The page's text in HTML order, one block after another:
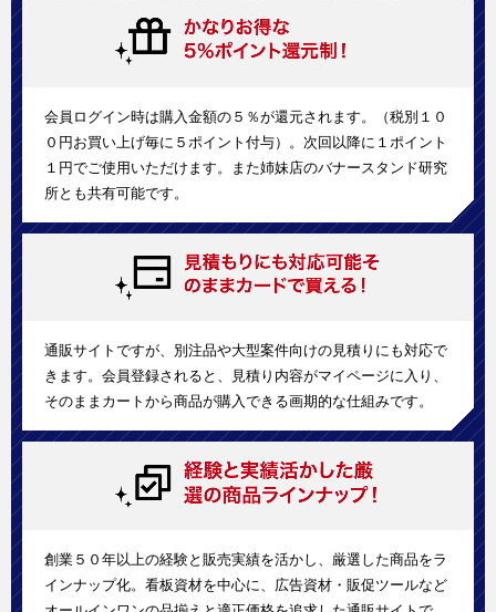
会員ログイン時は購入金額の５％が還元されます。（税別１０
０円お買い上げ毎に５ポイント付与）。次回以降に１ポイント
１円でご使用いただけます。また姉妹店のバナースタンド研究
所とも共有可能です。
通販サイトですが、別注品や大型案件向けの見積りにも対応で
きます。会員登録されると、見積り内容がマイページに入り、
そのままカートから商品が購入できる画期的な仕組みです。
創業５０年以上の経験と販売実績を活かし、厳選した商品をラ
インナップ化。看板資材を中心に、広告資材・販促ツールなど